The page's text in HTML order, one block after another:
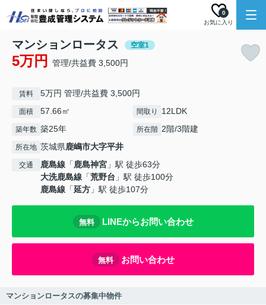
お気に入り
0
マンションロータス 空室1
5万円 管理/共益費 3,500円
賃料 5万円 管理/共益費 3,500円
面積 57.66㎡ 間取り 12LDK
築年数 築25年 所在階 2階/3階建
所在地 茨城県鹿嶋市大字平井
交通 鹿島線 「 鹿島神宮 」駅 徒歩63分
大洗鹿島線 「荒野台 」駅 徒歩100分
鹿島線 「延方 」駅 徒歩107分
無料 LINEからお問い合わせ
無料 お問い合わせ
マンションロータスの募集中物件